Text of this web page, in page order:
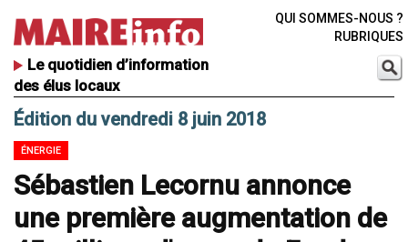
Le quotidien d’information
des élus locaux
QUI SOMMES-NOUS ?
RUBRIQUES
Édition du vendredi 8 juin 2018
ÉNERGIE
Sébastien Lecornu annonce
une première augmentation de